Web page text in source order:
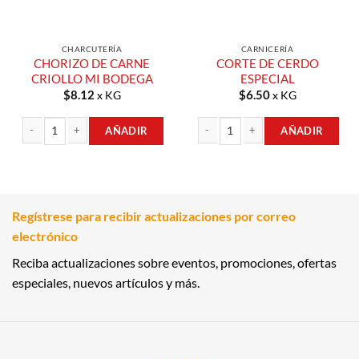
CHARCUTERÍA
CHORIZO DE CARNE
CRIOLLO MI BODEGA
$8.12 x KG
AÑADIR
CARNICERÍA
CORTE DE CERDO
ESPECIAL
$6.50x KG
AÑADIR
Regístrese para recibir actualizaciones por correo
electrónico
Reciba actualizaciones sobre eventos, promociones, ofertas
especiales, nuevos artículos y más.